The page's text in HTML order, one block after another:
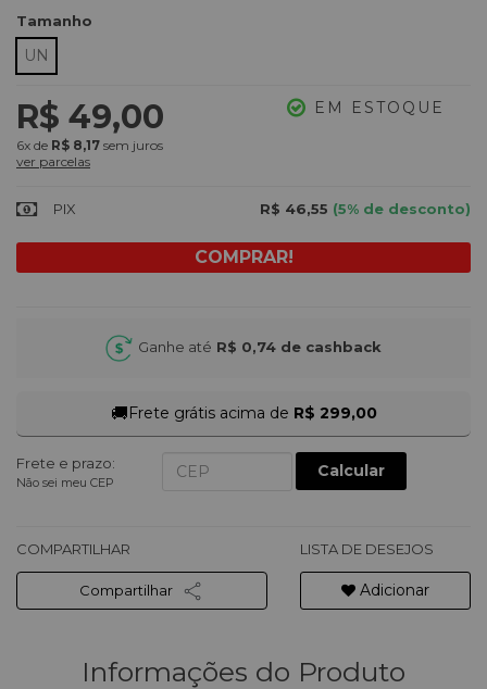
Tamanho
UN
R$ 49,00
6x de R$ 8,17 sem juros
ver parcelas
EM ESTOQUE
PIX R$ 46,55 (5% de desconto)
Ganhe até R$ 0,74 de cashback
🚚Frete grátis acima de R$ 299,00
Frete e prazo:
Não sei meu CEP
Calcular
COMPARTILHAR
Compartilhar
LISTA DE DESEJOS
Adicionar
Informações do Produto